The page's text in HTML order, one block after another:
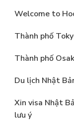
Welcome to
Thành phố
Thành phố
Du lịch Nhật
Xin visa Nhật
lưu ý